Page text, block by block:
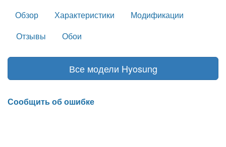
Обзор
Характеристики
Модификации
Отзывы
Обои
Все модели Hyosung
Сообщить об ошибке